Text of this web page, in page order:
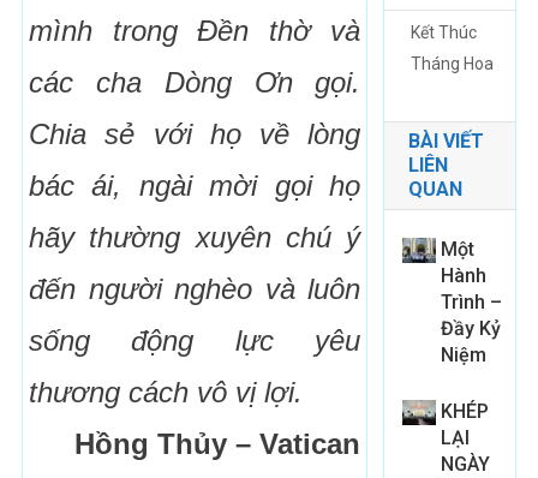
mình trong Đền thờ và
các cha Dòng Ơn gọi.
Chia sẻ với họ về lòng
bác ái, ngài mời gọi họ
hãy thường xuyên chú ý
đến người nghèo và luôn
sống động lực yêu
thương cách vô vị lợi.
Hồng Thủy – Vatican
Kết Thúc
Tháng Hoa
BÀI VIẾT
LIÊN
QUAN
Một
Hành
Trình –
Đầy Kỷ
Niệm
KHÉP
LẠI
NGÀY